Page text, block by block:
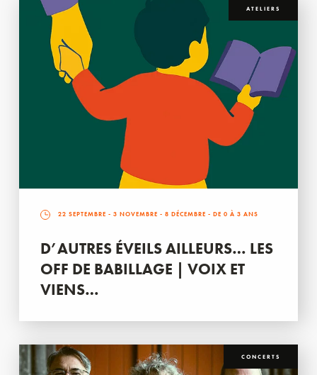
ATELIERS
22 SEPTEMBRE - 3 NOVEMBRE - 8 DÉCEMBRE - DE 0 À 3 ANS
D’AUTRES ÉVEILS AILLEURS… LES
OFF DE BABILLAGE | VOIX ET
VIENS…
CONCERTS